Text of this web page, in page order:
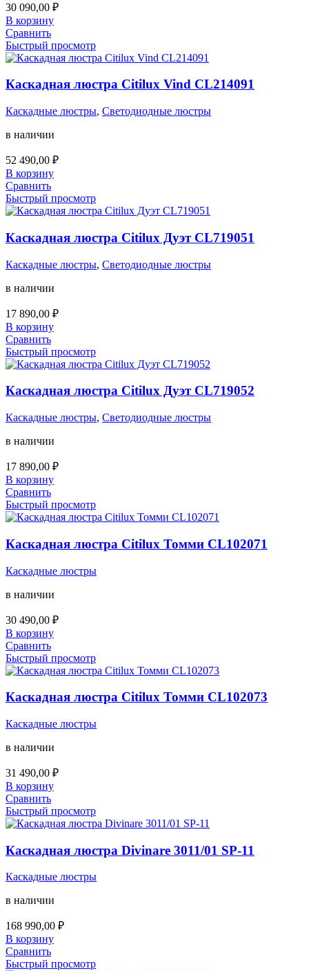
30 090,00 ₽
В корзину
Сравнить
Быстрый просмотр
Каскадная люстра Citilux Vind CL214091
Каскадные люстры, Светодиодные люстры
в наличии
52 490,00 ₽
В корзину
Сравнить
Быстрый просмотр
Каскадная люстра Citilux Дуэт CL719051
Каскадные люстры, Светодиодные люстры
в наличии
17 890,00 ₽
В корзину
Сравнить
Быстрый просмотр
Каскадная люстра Citilux Дуэт CL719052
Каскадные люстры, Светодиодные люстры
в наличии
17 890,00 ₽
В корзину
Сравнить
Быстрый просмотр
Каскадная люстра Citilux Томми CL102071
Каскадные люстры
в наличии
30 490,00 ₽
В корзину
Сравнить
Быстрый просмотр
Каскадная люстра Citilux Томми CL102073
Каскадные люстры
в наличии
31 490,00 ₽
В корзину
Сравнить
Быстрый просмотр
Каскадная люстра Divinare 3011/01 SP-11
Каскадные люстры
в наличии
168 990,00 ₽
В корзину
Сравнить
Быстрый просмотр